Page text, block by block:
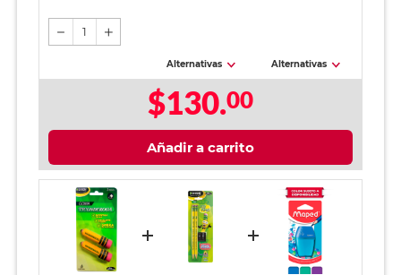
1
Alternativas Alternativas
$130.00
Añadir a carrito